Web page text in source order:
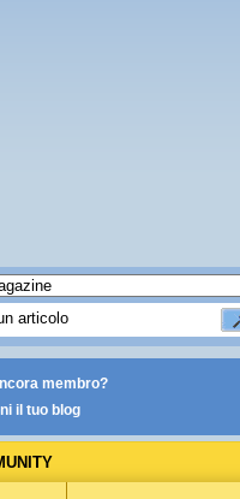
membro?
il tuo blog